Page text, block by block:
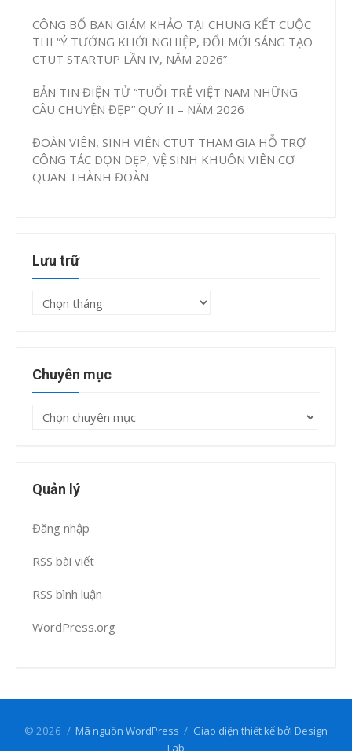
CÔNG BỐ BAN GIÁM KHẢO TẠI CHUNG KẾT CUỘC
THI “Ý TƯỞNG KHỞI NGHIỆP, ĐỔI MỚI SÁNG TẠO
CTUT STARTUP LẦN IV, NĂM 2026”
BẢN TIN ĐIỆN TỬ “TUỔI TRẺ VIỆT NAM NHỮNG
CÂU CHUYỆN ĐẸP” QUÝ II – NĂM 2026
ĐOÀN VIÊN, SINH VIÊN CTUT THAM GIA HỖ TRỢ
CÔNG TÁC DỌN DẸP, VỆ SINH KHUÔN VIÊN CƠ
QUAN THÀNH ĐOÀN
Lưu trữ
Lưu
Chuyên mục
Chuyên
Quản lý
Đăng nhập
RSS bài viết
RSS bình luận
WordPress.org
© 2026 / Mã nguồn WordPress / Giao diện thiết kế bởi Design
Lab